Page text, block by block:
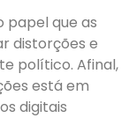
papel que as
distorções e
político. Afinal,
está em
digitais